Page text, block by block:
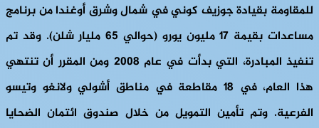
للمقاومة بقيادة جوزيف كوني في شمال وشرق أوغندا من برنامج
مساعدات بقيمة 17 مليون يورو (حوالي 65 مليار شلن). وقد تم
تنفيذ المبادرة، التي بدأت في عام 2008 ومن المقرر أن تنتهي
هذا العام، في 18 مقاطعة في مناطق أشولي ولانغو وتيسو
الفرعية. وتم تأمين التمويل من خلال صندوق ائتمان الضحايا